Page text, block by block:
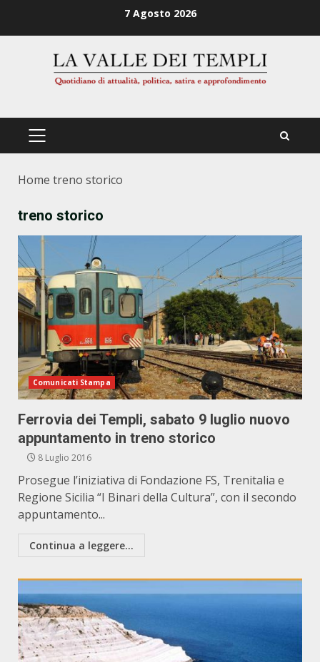
7 Agosto 2026
PRIMÄRES
Home treno storico
treno storico
Comunicati Stampa
Ferrovia dei Templi, sabato 9 luglio nuovo
appuntamento in treno storico
8 Luglio 2016
Prosegue l’iniziativa di Fondazione FS, Trenitalia e
Regione Sicilia “I Binari della Cultura”, con il secondo
appuntamento...
Continua a leggere...